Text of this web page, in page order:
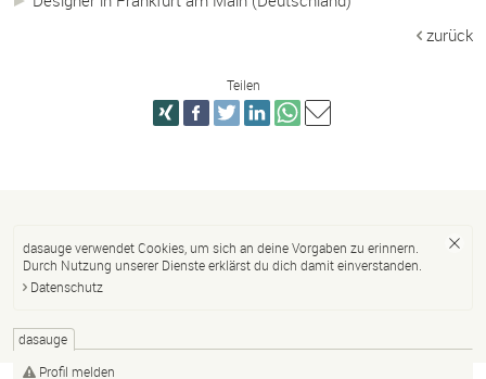
zurück
Teilen
dasauge verwendet Cookies, um sich an deine Vorgaben zu erinnern.
Durch Nutzung unserer Dienste erklärst du dich damit einverstanden.
Datenschutz
dasauge
Profil melden